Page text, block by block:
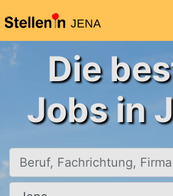
JENA
Die
Jobs in
Beruf, Fachrichtung, Firma
Ort, Stadt